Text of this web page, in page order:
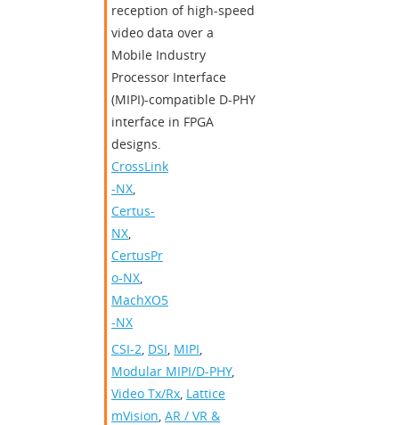
reception of high-speed
video data over a
Mobile Industry
Processor Interface
(MIPI)-compatible D-PHY
interface in FPGA
designs.
CrossLink
-NX,
Certus-
NX,
CertusPr
o-NX,
MachXO5
-NX
CSI-2, DSI, MIPI,
Modular MIPI/D-PHY,
Video Tx/Rx, Lattice
mVision, AR / VR &